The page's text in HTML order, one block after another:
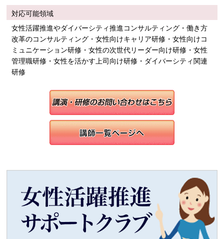
対応可能領域
女性活躍推進やダイバーシティ推進コンサルティング・働き方
改革のコンサルティング・女性向けキャリア研修・女性向けコ
ミュニケーション研修・女性の次世代リーダー向け研修・女性
管理職研修・女性を活かす上司向け研修・ダイバーシティ関連
研修